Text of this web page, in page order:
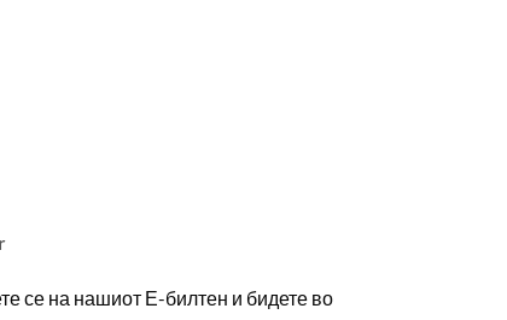
се на нашиот Е-билтен и бидете во